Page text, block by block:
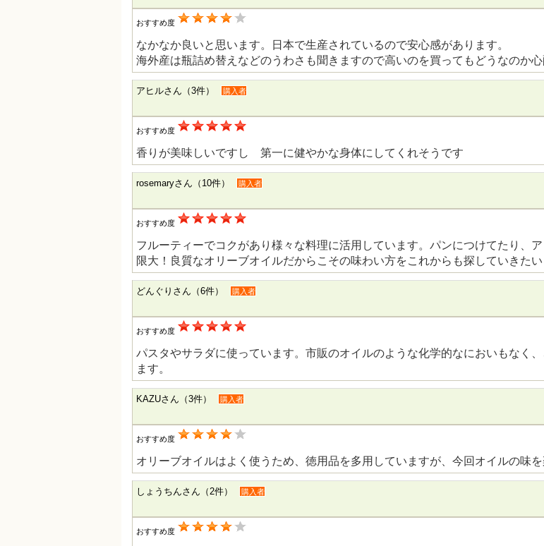
おすすめ度
なかなか良いと思います。日本で生産されているので安心感があります。
海外産は瓶詰め替えなどのうわさも聞きますので高いのを買ってもどうなのか心
アヒルさん（3件） 購入者
おすすめ度
香りが美味しいですし 第一に健やかな身体にしてくれそうです
rosemaryさん（10件） 購入者
おすすめ度
フルーティーでコクがあり様々な料理に活用しています。パンにつけてたり、
限大！良質なオリーブオイルだからこその味わい方をこれからも探していきたい
どんぐりさん（6件） 購入者
おすすめ度
パスタやサラダに使っています。市販のオイルのような化学的なにおいもなく
ます。
KAZUさん（3件） 購入者
おすすめ度
オリーブオイルはよく使うため、徳用品を多用していますが、今回オイルの味
しょうちんさん（2件） 購入者
おすすめ度